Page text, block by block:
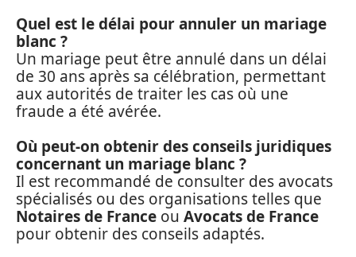
Quel est le délai pour annuler un mariage
blanc ?
Un mariage peut être annulé dans un délai
de 30 ans après sa célébration, permettant
aux autorités de traiter les cas où une
fraude a été avérée.
Où peut-on obtenir des conseils juridiques
concernant un mariage blanc ?
Il est recommandé de consulter des avocats
spécialisés ou des organisations telles que
Notaires de France ou Avocats de France
pour obtenir des conseils adaptés.